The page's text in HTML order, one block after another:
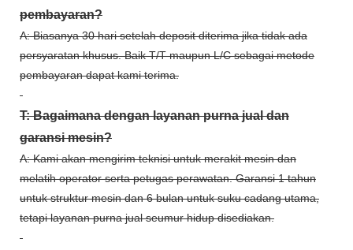
pembayaran?
A: Biasanya 30 hari setelah deposit diterima jika tidak ada
persyaratan khusus. Baik T/T maupun L/C sebagai metode
pembayaran dapat kami terima.
T: Bagaimana dengan layanan purna jual dan
garansi mesin?
A: Kami akan mengirim teknisi untuk merakit mesin dan
melatih operator serta petugas perawatan. Garansi 1 tahun
untuk struktur mesin dan 6 bulan untuk suku cadang utama,
tetapi layanan purna jual seumur hidup disediakan.